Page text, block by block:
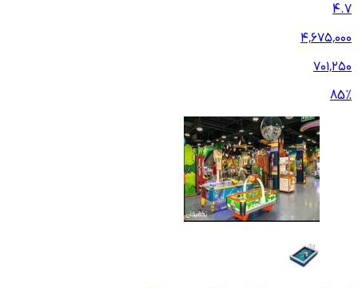
4.7
۴٬۶۷۵٬۰۰۰
۷۰۱٬۲۵۰
85%